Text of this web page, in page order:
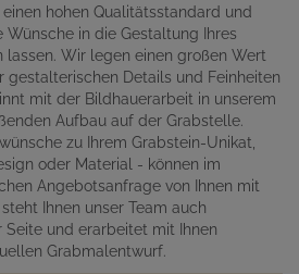
hohen Qualitätsstandard und
Wünsche in die Gestaltung Ihres
lassen. Wir legen einen großen Wert
gestalterischen Details und Feinheiten
mit der Bildhauerarbeit in unserem
Aufbau auf der Grabstelle.
zu Ihrem Grabstein-Unikat,
oder Material - können im
Angebotsanfrage von Ihnen mit
Ihnen unser Team auch
und erarbeitet mit Ihnen
Grabmalentwurf.